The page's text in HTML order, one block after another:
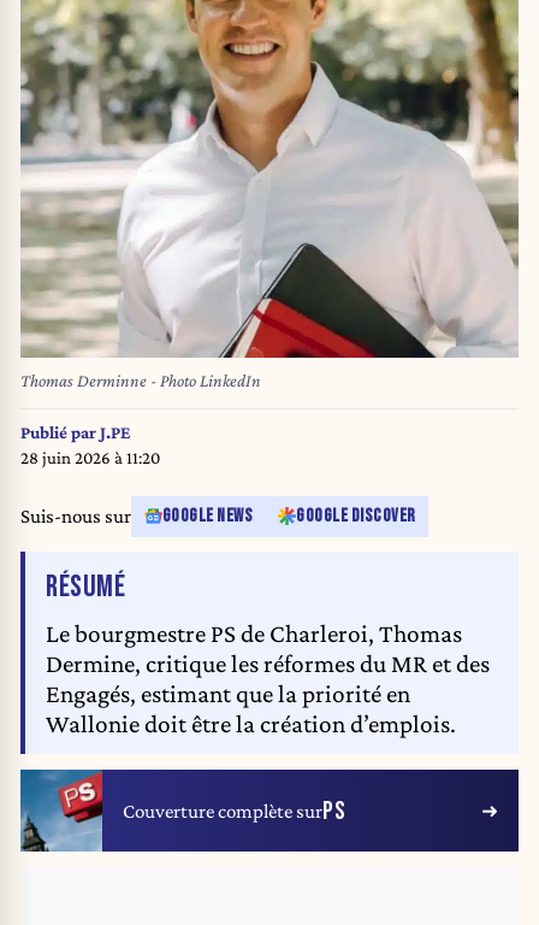
Thomas Derminne - Photo LinkedIn
Publié parJ.PE
28 juin 2026 à 11:20
Suis-nous sur GOOGLE NEWS GOOGLE DISCOVER
RÉSUMÉDE L'ARTICLE
Le bourgmestre PS de Charleroi, Thomas
Dermine, critique les réformes du MR et des
Engagés, estimant que la priorité en
Wallonie doit être la création d’emplois.
Couverture complète surPS